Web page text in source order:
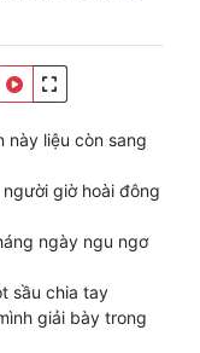
này liệu còn sang
giờ hoài đông
ngày ngu ngơ
sầu chia tay
giải bày trong